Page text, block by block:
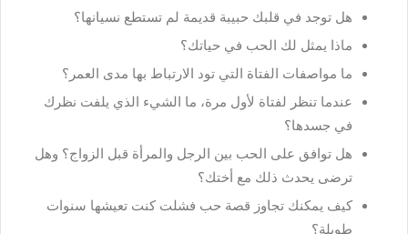
هل توجد في قلبك حبيبة قديمة لم تستطع نسيانها؟
ماذا يمثل لك الحب في حياتك؟
ما مواصفات الفتاة التي تود الارتباط بها مدى العمر؟
عندما تنظر لفتاة لأول مرة، ما الشيء الذي يلفت نظرك
في جسدها؟
هل توافق على الحب بين الرجل والمرأة قبل الزواج؟ وهل
ترضى يحدث ذلك مع أختك؟
كيف يمكنك تجاوز قصة حب فشلت كنت تعيشها سنوات
طويلة؟